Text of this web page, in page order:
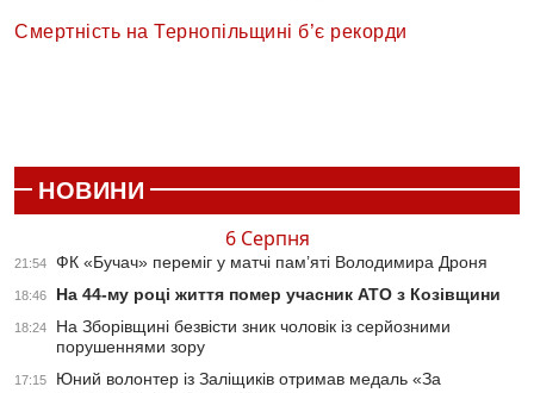
Смертність на Тернопільщині б’є рекорди
НОВИНИ
6 Серпня
21:54 ФК «Бучач» переміг у матчі пам’яті Володимира Дроня
18:46 На 44-му році життя помер учасник АТО з Козівщини
18:24
На Зборівщині безвісти зник чоловік із серйозними
порушеннями зору
17:15
Юний волонтер із Заліщиків отримав медаль «За